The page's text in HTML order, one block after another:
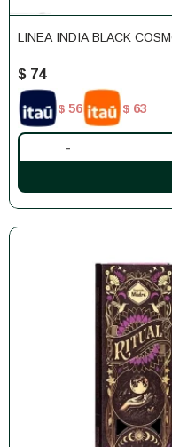
LINEA INDIA BLACK
$ 74
$ 56 $ 63
-